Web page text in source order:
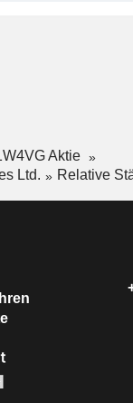
Aktie
Ltd.
Relative